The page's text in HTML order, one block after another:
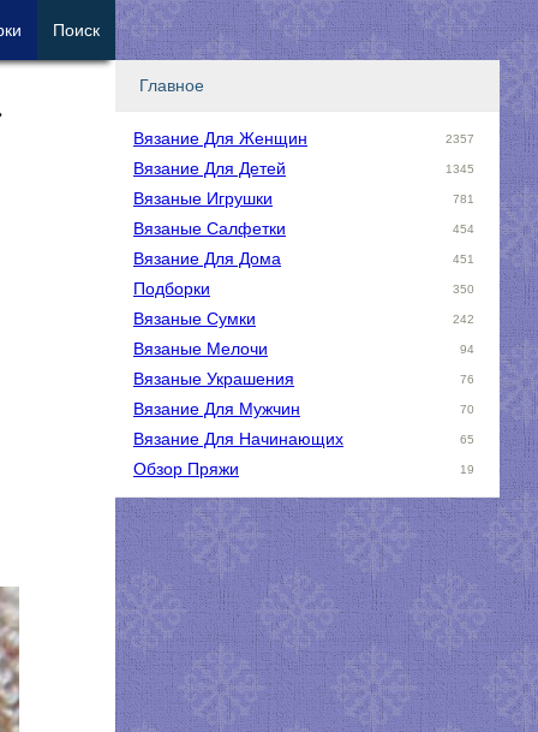
Главное
Вязание Для Женщин 2357
Вязание Для Детей 1345
Вязаные Игрушки 781
Вязаные Салфетки 454
Вязание Для Дома 451
Подборки 350
Вязаные Сумки 242
Вязаные Мелочи 94
Вязаные Украшения 76
Вязание Для Мужчин 70
Вязание Для Начинающих 65
Обзор Пряжи 19
Поиск